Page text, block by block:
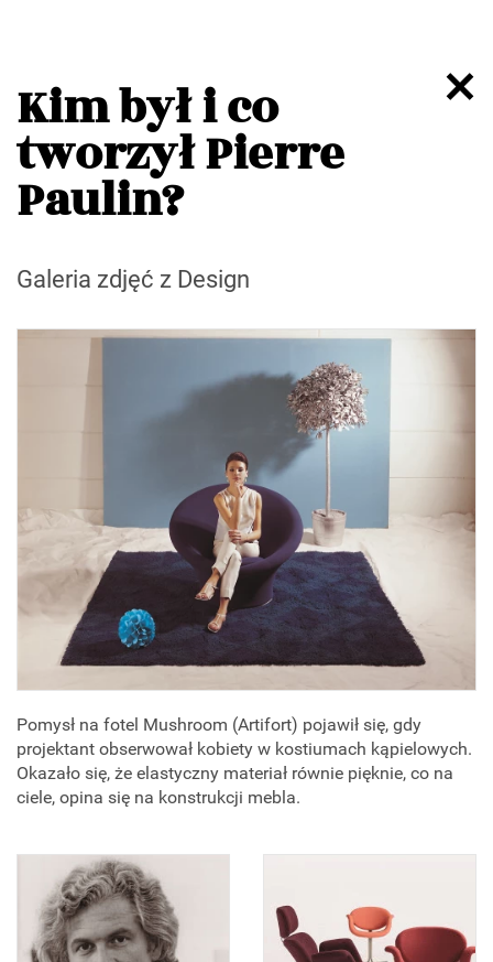
Kim był i co
tworzył Pierre
Paulin?
Galeria zdjęć z Design
Pomysł na fotel Mushroom (Artifort) pojawił się, gdy
projektant obserwował kobiety w kostiumach kąpielowych.
Okazało się, że elastyczny materiał równie pięknie, co na
ciele, opina się na konstrukcji mebla.